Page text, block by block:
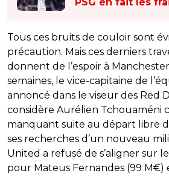
Tous ces bruits de couloir sont
précaution. Mais ces derniers
donnent de l’espoir à
semaines, le vice-capitaine de
annoncé dans le viseur des Red
considère Aurélien Tchouaméni
manquant suite au départ libre
ses recherches d’un nouveau
United a refusé de s’aligner sur
pour Mateus Fernandes (99 M€)